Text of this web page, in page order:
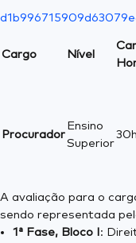
Cargo Nível
Procurador
Ensino
Superior
30h
A avaliação para o
sendo representada
1ª Fase, Bloco I :